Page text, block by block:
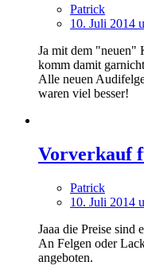
Patrick
10. Juli 2014
Ja mit dem "neuen"
komm damit
Alle neuen
waren viel besser!
Vorverkauf
Patrick
10. Juli 2014
Jaaa die Preise sind
An Felgen oder
angeboten.